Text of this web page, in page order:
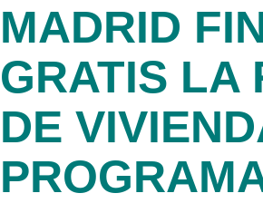
MADRID
GRATIS LA
DE